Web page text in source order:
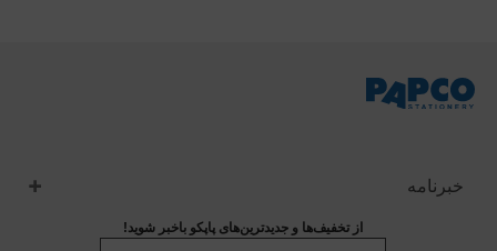
خبرنامه
از تخفیف‌ها و جدیدترین‌های پاپکو باخبر شوید!